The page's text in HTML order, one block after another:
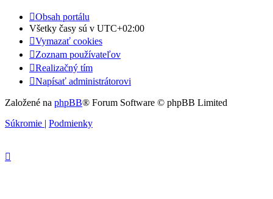
Obsah portálu
Všetky časy sú v UTC+02:00
Vymazať cookies
Zoznam používateľov
Realizačný tím
Napísať administrátorovi
Založené na phpBB® Forum Software © phpBB Limited
Súkromie | Podmienky